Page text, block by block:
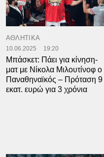
ΑΘΛΗΤΙΚΑ
10.06.2025 19:20
Μπάσκετ: Πάει για κίνηση-
ματ με Νίκολα Μιλουτίνοφ ο
Παναθηναϊκός – Πρόταση 9
εκατ. ευρώ για 3 χρόνια